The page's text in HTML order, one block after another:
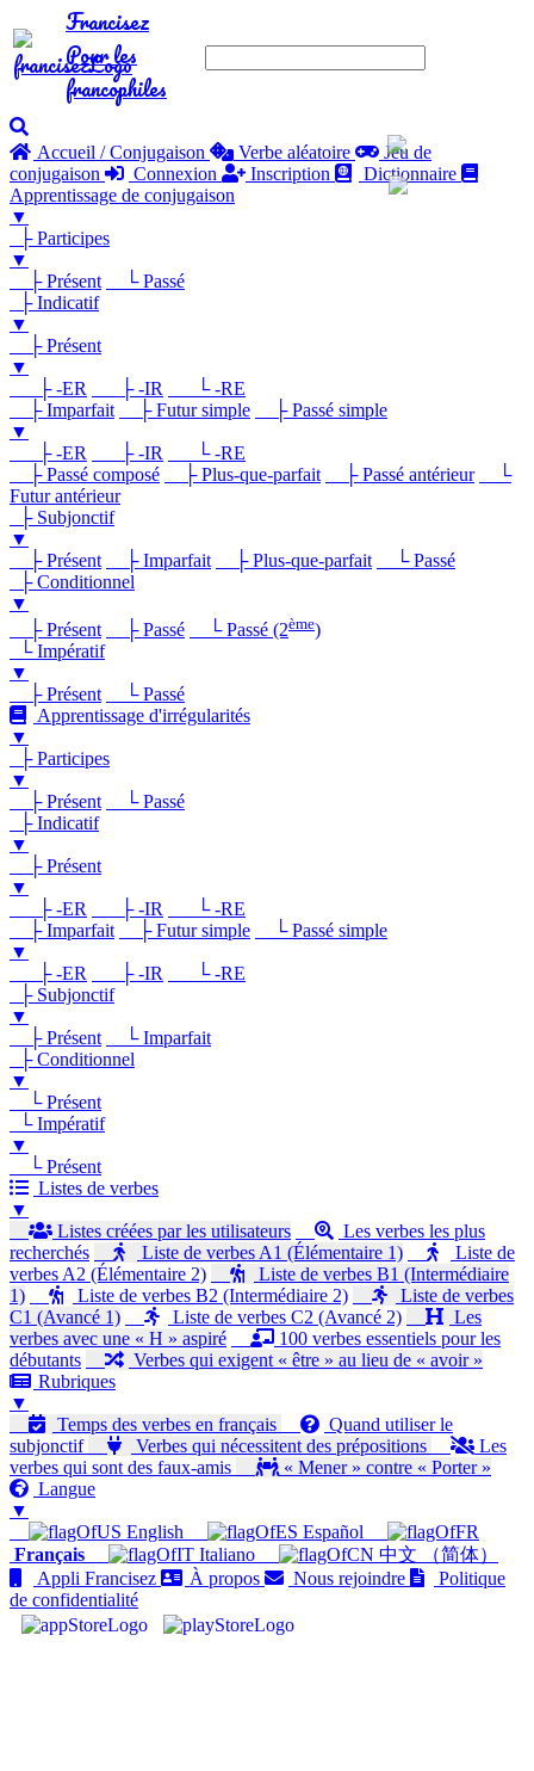
Francisez
Pour les
francophiles
Accueil / Conjugaison Verbe aléatoire
Jeu de
conjugaison
Connexion Inscription
Dictionnaire
Apprentissage de conjugaison
▼
├ Participes
▼
├ Présent
└ Passé
├ Indicatif
▼
├ Présent
▼
├ -ER
├ -IR
└ -RE
├ Imparfait
├ Futur simple
├ Passé simple
▼
├ -ER
├ -IR
└ -RE
├ Passé composé
├ Plus-que-parfait ├ Passé antérieur
└
Futur antérieur
├ Subjonctif
▼
├ Présent
├ Imparfait ├ Plus-que-parfait
└ Passé
├ Conditionnel
▼
├ Présent
├ Passé └ Passé (2ème)
└ Impératif
▼
├ Présent
└ Passé
Apprentissage d'irrégularités
▼
├ Participes
▼
├ Présent
└ Passé
├ Indicatif
▼
├ Présent
▼
├ -ER
├ -IR
└ -RE
├ Imparfait
├ Futur simple
└ Passé simple
▼
├ -ER
├ -IR
└ -RE
├ Subjonctif
▼
├ Présent
└ Imparfait
├ Conditionnel
▼
└ Présent
└ Impératif
▼
└ Présent
Listes de verbes
▼
Listes créées par les utilisateurs
Les verbes les plus
recherchés
Liste de verbes A1 (Élémentaire 1)
Liste de
verbes A2 (Élémentaire 2)
Liste de verbes B1 (Intermédiaire
1)
Liste de verbes B2 (Intermédiaire 2)
Liste de verbes
C1 (Avancé 1)
Liste de verbes C2 (Avancé 2)
Les
verbes avec une « H » aspiré
100 verbes essentiels pour les
débutants
Verbes qui exigent « être » au lieu de « avoir »
Rubriques
▼
Temps des verbes en français
Quand utiliser le
subjonctif
Verbes qui nécessitent des prépositions
Les
verbes qui sont des faux-amis
« Mener » contre « Porter »
Langue
▼
English
Español
Français
Italiano
中文 （简体）
Appli Francisez
À propos Nous rejoindre
Politique
de confidentialité